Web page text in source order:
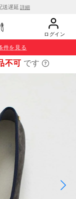
送遅延 詳細
ログイン
件を見る
不可 です